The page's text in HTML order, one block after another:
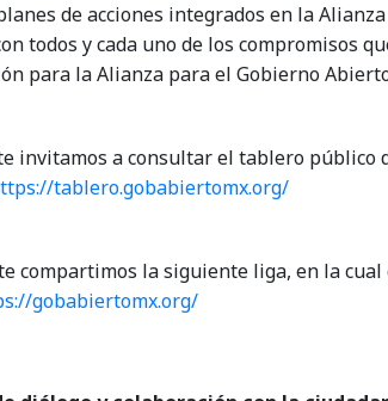
de acciones integrados en la
todos y cada uno de los compromisos
para la Alianza para el Gobierno
invitamos a consultar el tablero público
tablero.gobabiertomx.org/
compartimos la siguiente liga, en la
gobabiertomx.org/​